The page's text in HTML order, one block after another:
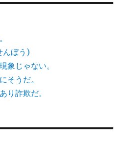
んぼう)
象じゃない。
そうだ。
り詐欺だ。